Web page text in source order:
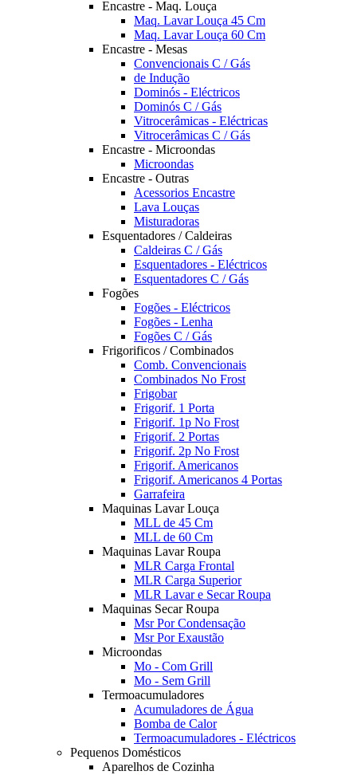
Encastre - Maq. Louça
Maq. Lavar Louça 45 Cm
Maq. Lavar Louça 60 Cm
Encastre - Mesas
Convencionais C / Gás
de Indução
Dominós - Eléctricos
Dominós C / Gás
Vitrocerâmicas - Eléctricas
Vitrocerâmicas C / Gás
Encastre - Microondas
Microondas
Encastre - Outras
Acessorios Encastre
Lava Louças
Misturadoras
Esquentadores / Caldeiras
Caldeiras C / Gás
Esquentadores - Eléctricos
Esquentadores C / Gás
Fogões
Fogões - Eléctricos
Fogões - Lenha
Fogões C / Gás
Frigorificos / Combinados
Comb. Convencionais
Combinados No Frost
Frigobar
Frigorif. 1 Porta
Frigorif. 1p No Frost
Frigorif. 2 Portas
Frigorif. 2p No Frost
Frigorif. Americanos
Frigorif. Americanos 4 Portas
Garrafeira
Maquinas Lavar Louça
MLL de 45 Cm
MLL de 60 Cm
Maquinas Lavar Roupa
MLR Carga Frontal
MLR Carga Superior
MLR Lavar e Secar Roupa
Maquinas Secar Roupa
Msr Por Condensação
Msr Por Exaustão
Microondas
Mo - Com Grill
Mo - Sem Grill
Termoacumuladores
Acumuladores de Água
Bomba de Calor
Termoacumuladores - Eléctricos
Pequenos Domésticos
Aparelhos de Cozinha